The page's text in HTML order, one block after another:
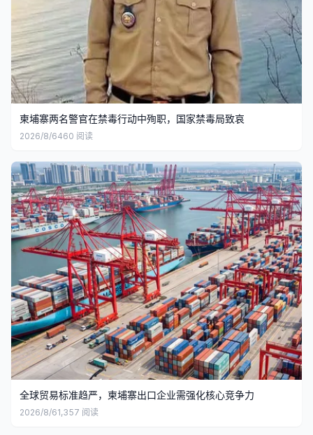
柬埔寨两名警官在禁毒行动中殉职，国家禁毒局致哀
2026/8/6460 阅读
全球贸易标准趋严，柬埔寨出口企业需强化核心竞争力
2026/8/61,357 阅读